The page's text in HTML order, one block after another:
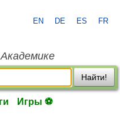
EN DE ES FR
Найти!
Игры ⚽